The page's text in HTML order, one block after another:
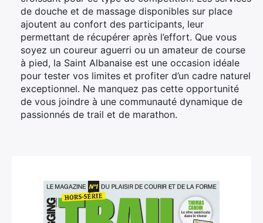
de douche et de massage disponibles sur place
ajoutent au confort des participants, leur
permettant de récupérer après l’effort. Que vous
soyez un coureur aguerri ou un amateur de course
à pied, la Saint Albanaise est une occasion idéale
pour tester vos limites et profiter d’un cadre naturel
exceptionnel. Ne manquez pas cette opportunité
de vous joindre à une communauté dynamique de
passionnés de trail et de marathon.